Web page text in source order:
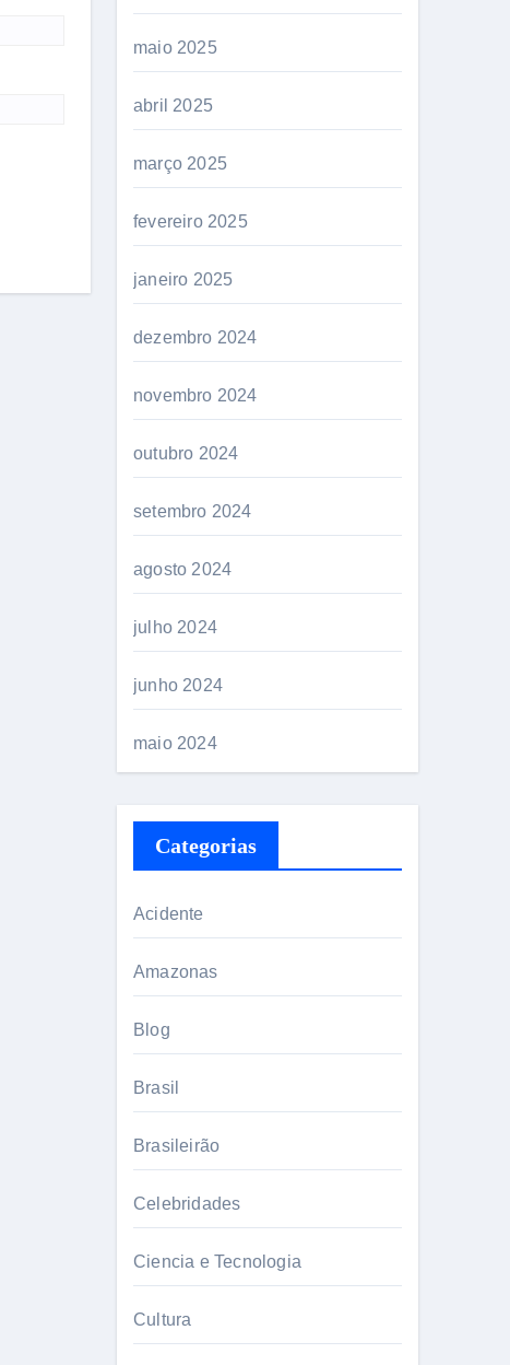
maio 2025
abril 2025
março 2025
fevereiro 2025
janeiro 2025
dezembro 2024
novembro 2024
outubro 2024
setembro 2024
agosto 2024
julho 2024
junho 2024
maio 2024
Categorias
Acidente
Amazonas
Blog
Brasil
Brasileirão
Celebridades
Ciencia e Tecnologia
Cultura